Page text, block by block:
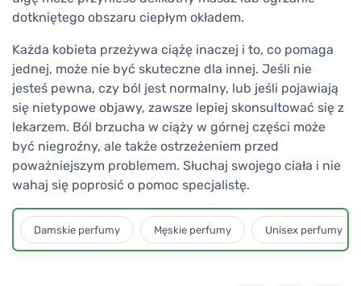
dotkniętego obszaru ciepłym okładem.
Każda kobieta przeżywa ciążę inaczej i to, co pomaga
jednej, może nie być skuteczne dla innej. Jeśli nie
jesteś pewna, czy ból jest normalny, lub jeśli pojawiają
się nietypowe objawy, zawsze lepiej skonsultować się z
lekarzem. Ból brzucha w ciąży w górnej części może
być niegroźny, ale także ostrzeżeniem przed
poważniejszym problemem. Słuchaj swojego ciała i nie
wahaj się poprosić o pomoc specjalistę.
Damskie perfumy Męskie perfumy Unisex perfumy